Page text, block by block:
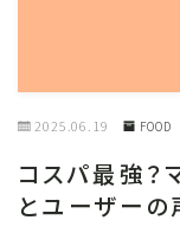
2025.06.19 FOOD
コスパ最強？
とユーザーの